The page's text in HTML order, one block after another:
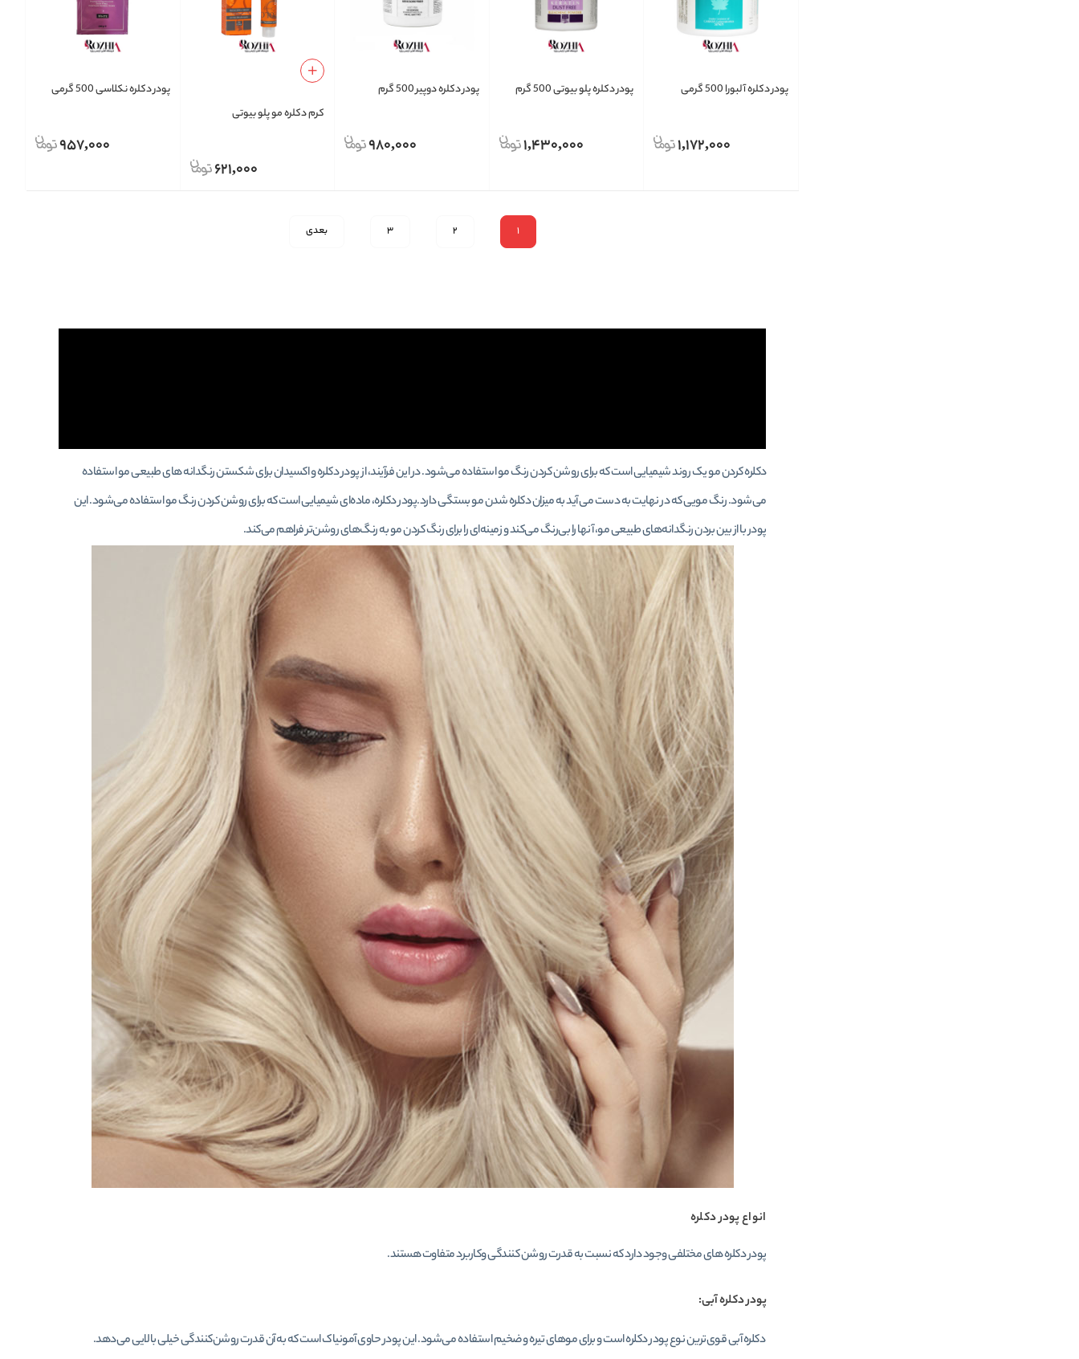
پودر دکلره آلبورا 500 گرمی
1,172,000
پودر دکلره پلو بیوتی 500 گرم
1,430,000
پودر دکلره دوپیر 500 گرم
980,000
کرم دکلره مو پلو بیوتی
621,000
پودر دکلره نکلاسی 500 گرمی
957,000
1
2
3 بعدی
دکلره کردن مو یک روند شیمیایی است که برای روشن کردن رنگ مو استفاده می‌شود. در این فرآیند، از پودر دکلره و اکسیدان برای شکستن رنگدانه های طبیعی مو استفاده
می‌شود. رنگ مویی که در نهایت به دست می آید به میزان دکلره شدن مو بستگی دارد.پودر دکلره، ماده‌ای شیمیایی است که برای روشن کردن رنگ مو استفاده می‌شود. این
پودر با از بین بردن رنگدانه‌های طبیعی مو، آنها را بی‌رنگ می‌کند و زمینه‌ای را برای رنگ کردن مو به رنگ‌های روشن‌تر فراهم می‌کند.
انواع پودر دکلره
پودر دکلره های مختلفی وجود دارد که نسبت به قدرت روشن کنندگی وکاربرد متفاوت هستند.
پودر دکلره آبی:
دکلره آبی قوی‌ترین نوع پودر دکلره است و برای موهای تیره و ضخیم استفاده می‌شود. این پودر حاوی آمونیاک است که به آن قدرت روشن‌کنندگی خیلی بالایی می‌دهد.